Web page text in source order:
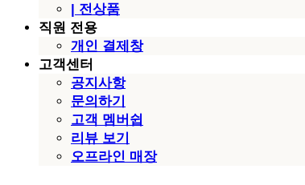
| 전상품
직원 전용
개인 결제창
고객센터
공지사항
문의하기
고객 멤버쉽
리뷰 보기
오프라인 매장